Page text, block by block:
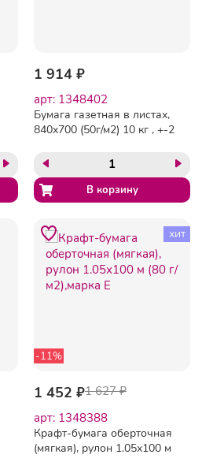
1 914 ₽
арт: 1348402
Бумага газетная в листах,
840х700 (50г/м2) 10 кг , +-2
-11%
хит
1 452 ₽1 627 ₽
арт: 1348388
Крафт-бумага оберточная
(мягкая), рулон 1.05х100 м